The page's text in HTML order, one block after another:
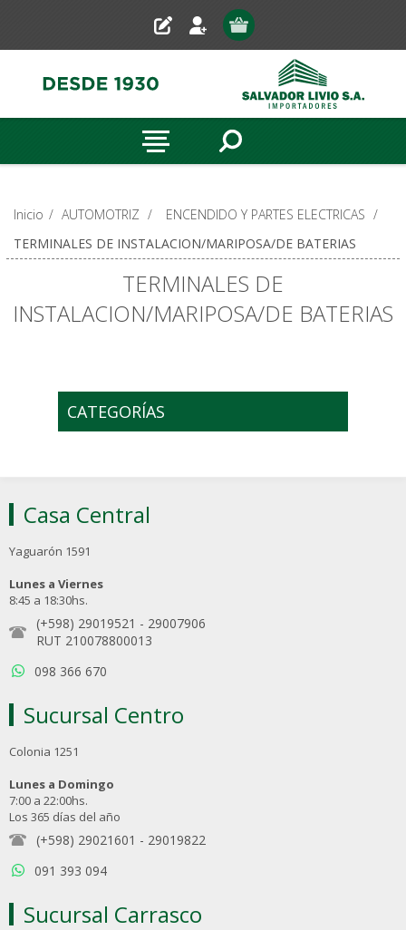
Inicio / AUTOMOTRIZ / ENCENDIDO Y PARTES ELECTRICAS /
TERMINALES DE INSTALACION/MARIPOSA/DE BATERIAS
TERMINALES DE
INSTALACION/MARIPOSA/DE BATERIAS
CATEGORÍAS
Casa Central
Yaguarón 1591
Lunes a Viernes
8:45 a 18:30hs.
(+598) 29019521 - 29007906
RUT 210078800013
098 366 670
Sucursal Centro
Colonia 1251
Lunes a Domingo
7:00 a 22:00hs.
Los 365 días del año
(+598) 29021601 - 29019822
091 393 094
Sucursal Carrasco